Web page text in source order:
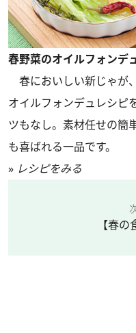
春野菜のオイルフォンデ
春においしい新じゃが
オイルフォンデュレシピ
ツもなし。素材任せの簡
も喜ばれる一品です。
» レシピをみる
【春